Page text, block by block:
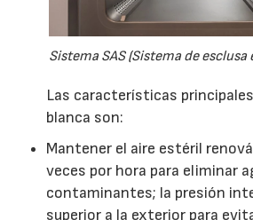
Sistema SAS (Sistema de esclusa
Las características
blanca son:
Mantener el aire estéril
veces por hora para eliminar
contaminantes; la presión
superior a la exterior para